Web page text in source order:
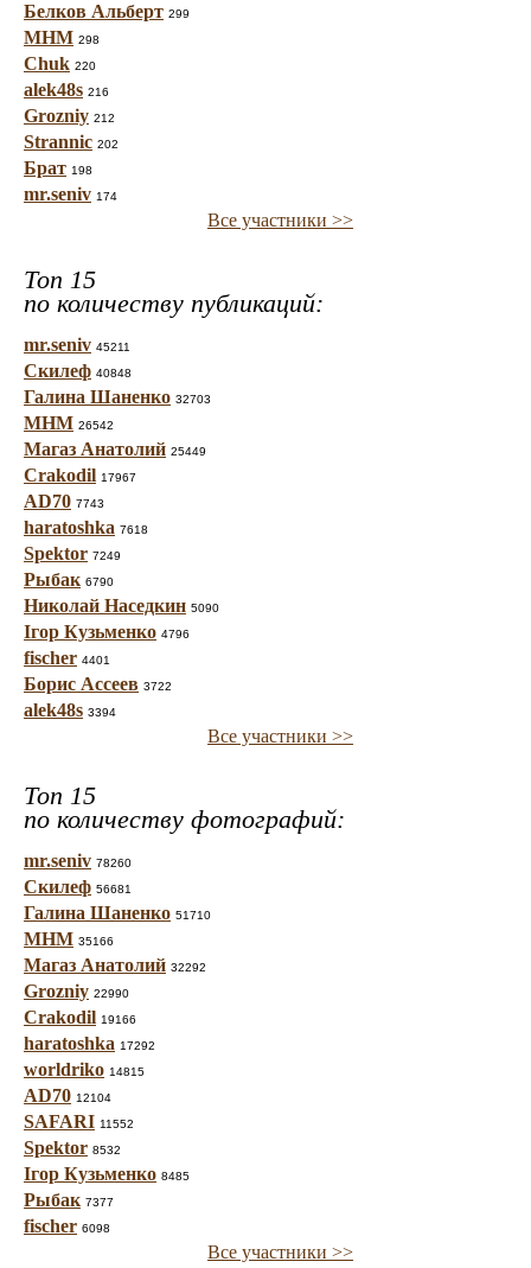
Белков Альберт 299
МНМ 298
Chuk 220
alek48s 216
Grozniy 212
Strannic 202
Брат 198
mr.seniv 174
Все участники >>
Топ 15
по количеству публикаций:
mr.seniv 45211
Скилеф 40848
Галина Шаненко 32703
МНМ 26542
Магаз Анатолий 25449
Crakodil 17967
AD70 7743
haratoshka 7618
Spektor 7249
Рыбак 6790
Николай Наседкин 5090
Ігор Кузьменко 4796
fischer 4401
Борис Ассеев 3722
alek48s 3394
Все участники >>
Топ 15
по количеству фотографий:
mr.seniv 78260
Скилеф 56681
Галина Шаненко 51710
МНМ 35166
Магаз Анатолий 32292
Grozniy 22990
Crakodil 19166
haratoshka 17292
worldriko 14815
AD70 12104
SAFARI 11552
Spektor 8532
Ігор Кузьменко 8485
Рыбак 7377
fischer 6098
Все участники >>